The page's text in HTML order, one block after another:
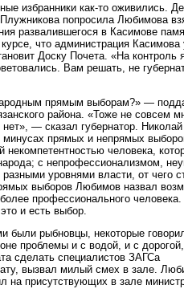
избранники как-то оживились.
попросила Любимова
развалившегося в Касимове
что администрация Касимова
Доску Почета. «На контроль
Вам решать, не
прямым выборам?» —
района. «Тоже не совсем
нет», — сказал губернатор.
прямых и непрямых
человека,
с непрофессионализмом,
уровнями власти, от чего
выборов Любимов назвал
профессионального
и есть выбор.
были рыбновцы, некоторые
проблемы и с водой, и с
сделать специалистов ЗАГСа
вызвал милый смех в зале.
на присутствующих в зале